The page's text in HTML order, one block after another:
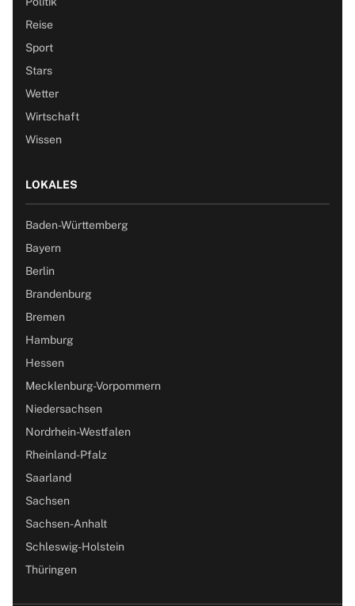
Reise
Sport
Stars
Wetter
Wirtschaft
Wissen
LOKALES
Baden-Württemberg
Bayern
Berlin
Brandenburg
Bremen
Hamburg
Hessen
Mecklenburg-Vorpommern
Niedersachsen
Nordrhein-Westfalen
Rheinland-Pfalz
Saarland
Sachsen
Sachsen-Anhalt
Schleswig-Holstein
Thüringen